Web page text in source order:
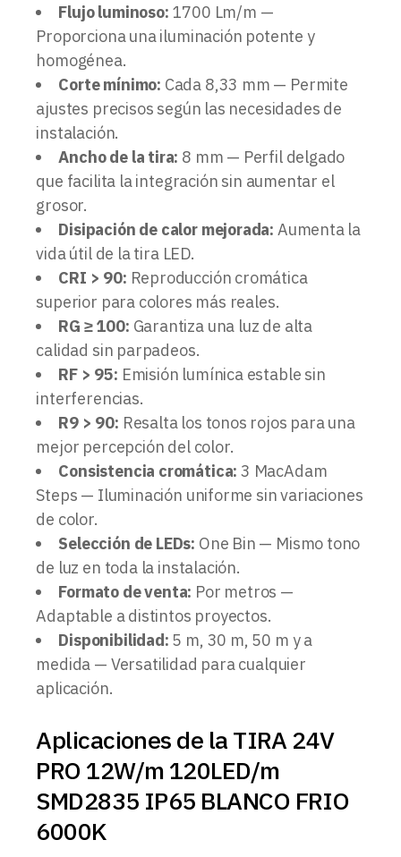
Flujo luminoso: 1700 Lm/m —
Proporciona una iluminación potente y
homogénea.
Corte mínimo: Cada 8,33 mm — Permite
ajustes precisos según las necesidades de
instalación.
Ancho de la tira: 8 mm — Perfil delgado
que facilita la integración sin aumentar el
grosor.
Disipación de calor mejorada: Aumenta la
vida útil de la tira LED.
CRI > 90: Reproducción cromática
superior para colores más reales.
RG ≥ 100: Garantiza una luz de alta
calidad sin parpadeos.
RF > 95: Emisión lumínica estable sin
interferencias.
R9 > 90: Resalta los tonos rojos para una
mejor percepción del color.
Consistencia cromática: 3 MacAdam
Steps — Iluminación uniforme sin variaciones
de color.
Selección de LEDs: One Bin — Mismo tono
de luz en toda la instalación.
Formato de venta: Por metros —
Adaptable a distintos proyectos.
Disponibilidad: 5 m, 30 m, 50 m y a
medida — Versatilidad para cualquier
aplicación.
Aplicaciones de la TIRA 24V
PRO 12W/m 120LED/m
SMD2835 IP65 BLANCO FRIO
6000K